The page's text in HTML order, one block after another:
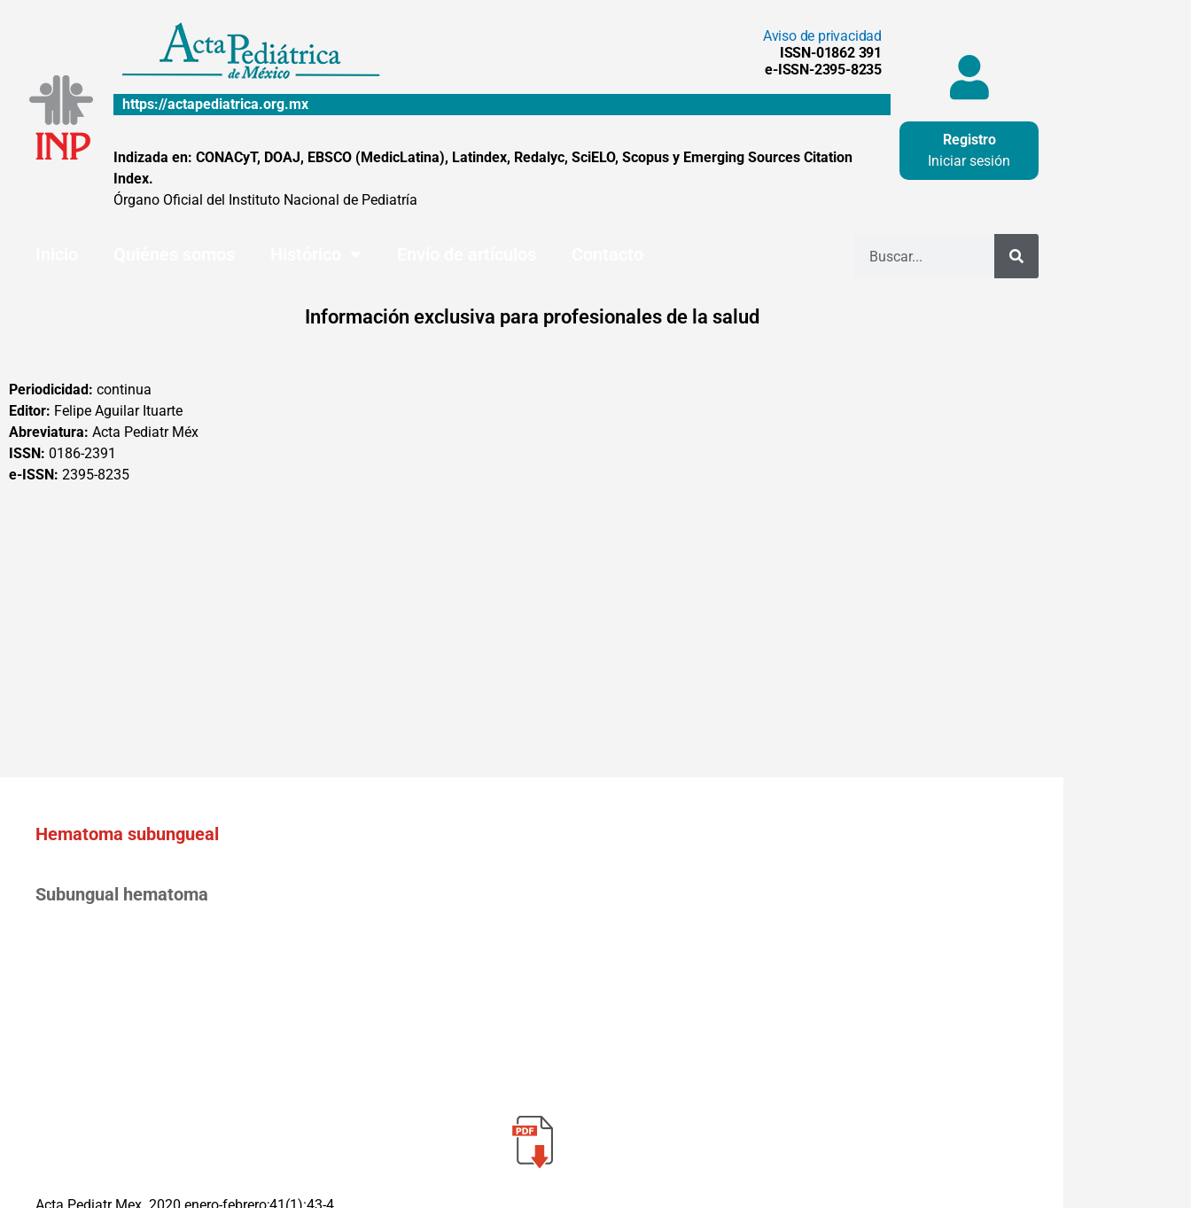
Aviso de privacidad
ISSN-01862 391
e-ISSN-2395-8235
https://actapediatrica.org.mx
Indizada en: CONACyT, DOAJ, EBSCO (MedicLatina), Latindex, Redalyc, SciELO, Scopus y Emerging Sources Citation
Index.
Órgano Oficial del Instituto Nacional de Pediatría
Registro
Iniciar sesión
Información exclusiva para profesionales de la salud
Periodicidad: continua
Editor: Felipe Aguilar Ituarte
Abreviatura: Acta Pediatr Méx
ISSN: 0186-2391
e-ISSN: 2395-8235
Hematoma subungueal
Subungual hematoma